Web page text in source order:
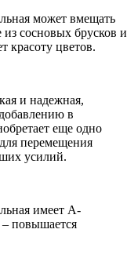
может вмещать
сосновых брусков и
красоту цветов.
и надежная,
в
еще одно
перемещения
усилий.
имеет А-
повышается